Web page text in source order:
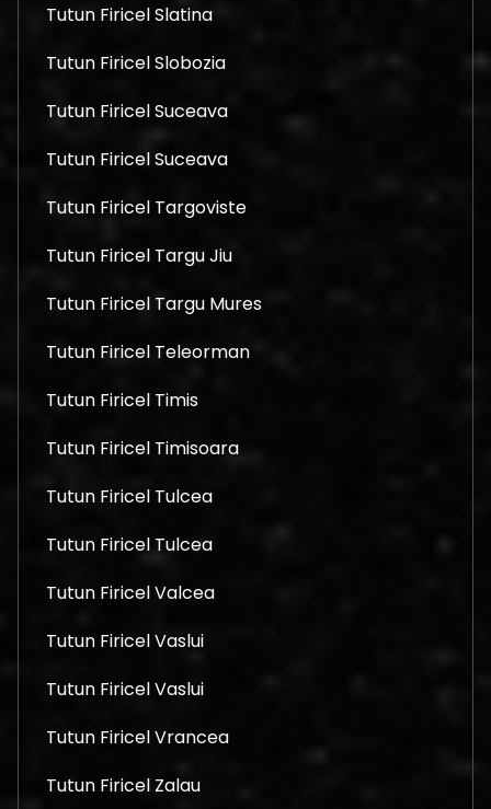
Tutun Firicel Slatina
Tutun Firicel Slobozia
Tutun Firicel Suceava
Tutun Firicel Suceava
Tutun Firicel Targoviste
Tutun Firicel Targu Jiu
Tutun Firicel Targu Mures
Tutun Firicel Teleorman
Tutun Firicel Timis
Tutun Firicel Timisoara
Tutun Firicel Tulcea
Tutun Firicel Tulcea
Tutun Firicel Valcea
Tutun Firicel Vaslui
Tutun Firicel Vaslui
Tutun Firicel Vrancea
Tutun Firicel Zalau